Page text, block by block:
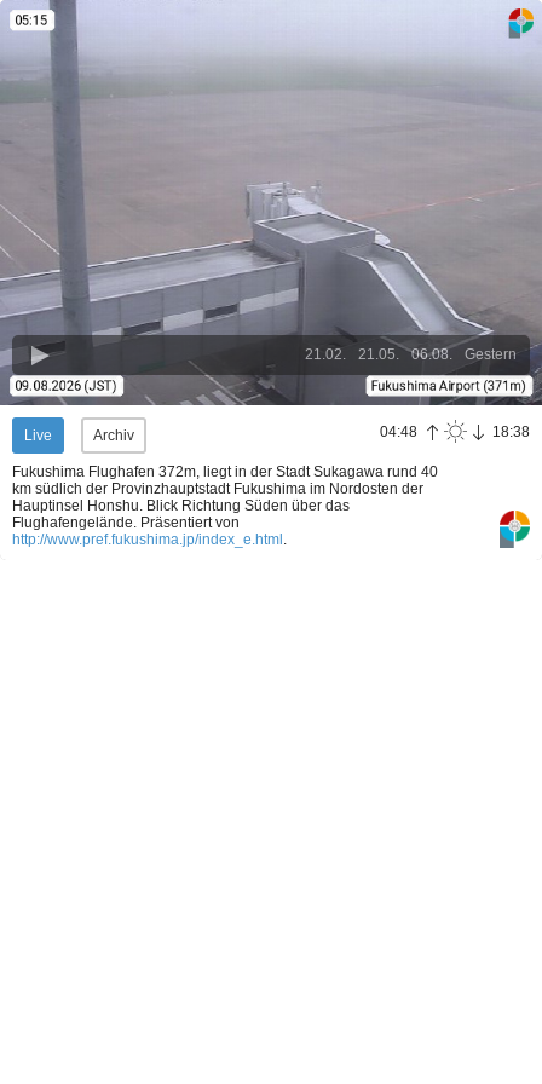
Gestern
06.08.
21.05.
21.02.
Live Archiv 04:48 18:38
Fukushima Flughafen 372m, liegt in der Stadt Sukagawa rund 40
km südlich der Provinzhauptstadt Fukushima im Nordosten der
Hauptinsel Honshu. Blick Richtung Süden über das
Flughafengelände. Präsentiert von
http://www.pref.fukushima.jp/index_e.html .